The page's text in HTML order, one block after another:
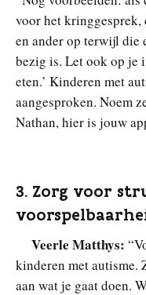
voor het
en ander op terwijl die
bezig is. Let ook op je
eten.’ Kinderen met
aangesproken. Noem
Nathan, hier is jouw
3. Zorg voor
Veerle Matthys:
kinderen met autisme.
aan wat je gaat doen.